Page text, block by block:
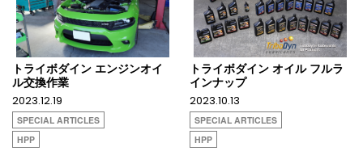
トライボダイン エンジンオイ
ル交換作業
2023.12.19
SPECIAL ARTICLES
HPP
トライボダイン オイル フルラ
インナップ
2023.10.13
SPECIAL ARTICLES
HPP